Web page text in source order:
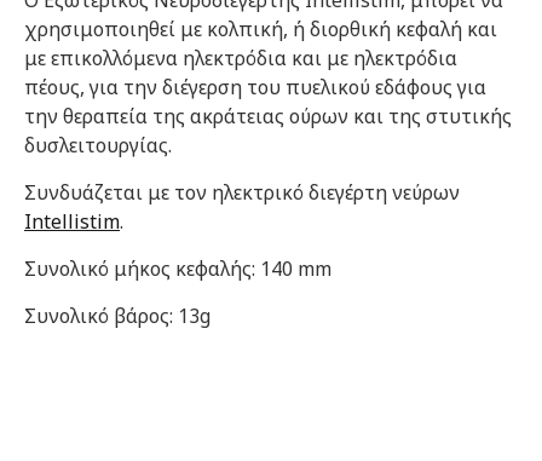
χρησιμοποιηθεί με κολπική, ή διορθική κεφαλή και
με επικολλόμενα ηλεκτρόδια και με ηλεκτρόδια
πέους, για την διέγερση του πυελικού εδάφους για
την θεραπεία της ακράτειας ούρων και της στυτικής
δυσλειτουργίας.
Συνδυάζεται με τον ηλεκτρικό διεγέρτη νεύρων
Intellistim.
Συνολικό μήκος κεφαλής: 140 mm
Συνολικό βάρος: 13g